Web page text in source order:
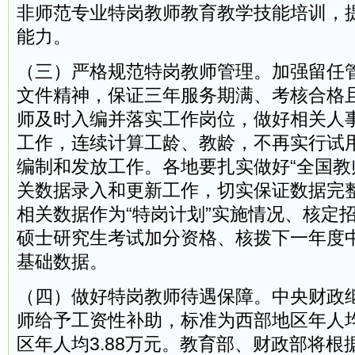
非师范专业特岗教师教育教学技能培训，
能力。
（三）严格规范特岗教师管理。加强留
文件精神，保证三年服务期满、考核合格
师及时入编并落实工作岗位，做好相关人
工作，连续计算工龄、教龄，不再实行试
编制和发放工作。各地要扎实做好“全国
关数据录入和更新工作，切实保证数据完
相关数据作为“特岗计划”实施情况、核定
硕士研究生考试加分资格、核拨下一年度
基础数据。
（四）做好特岗教师待遇保障。中央财政
师给予工资性补助，标准为西部地区年人
区年人均3.88万元。教育部、财政部将根